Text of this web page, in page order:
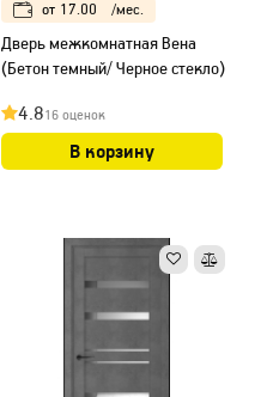
от 17.00 /мес.
Дверь межкомнатная Вена
(Бетон темный/ Черное стекло)
4.816 оценок
В корзину